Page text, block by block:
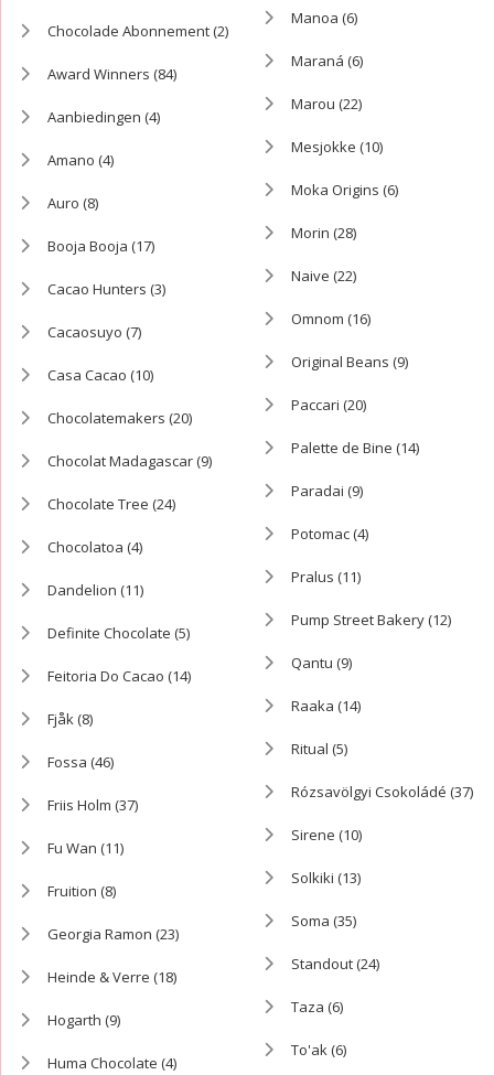
Chocolade Abonnement(2)
Award Winners (84)
Aanbiedingen (4)
Amano (4)
Auro (8)
Booja Booja (17)
Cacao Hunters (3)
Cacaosuyo (7)
Casa Cacao (10)
Chocolatemakers (20)
Chocolat Madagascar(9)
Chocolate Tree (24)
Chocolatoa (4)
Dandelion (11)
Definite Chocolate (5)
Feitoria Do Cacao (14)
Fjåk(8)
Fossa (46)
Friis Holm (37)
Fu Wan (11)
Fruition (8)
Georgia Ramon (23)
Heinde & Verre (18)
Hogarth (9)
Huma Chocolate (4)
Manoa (6)
Maraná (6)
Marou (22)
Mesjokke (10)
Moka Origins (6)
Morin (28)
Naive (22)
Omnom (16)
Original Beans (9)
Paccari (20)
Palette de Bine (14)
Paradai (9)
Potomac(4)
Pralus (11)
Pump Street Bakery(12)
Qantu (9)
Raaka (14)
Ritual (5)
Rózsavölgyi Csokoládé (37)
Sirene (10)
Solkiki (13)
Soma (35)
Standout(24)
Taza (6)
To'ak(6)